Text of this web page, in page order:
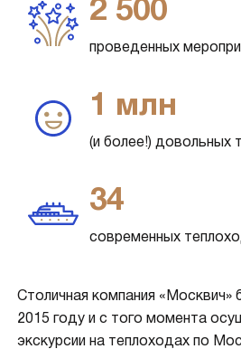
2 500
проведенных
1 млн
(и более!) довольных
34
современных
Столичная компания «Москвич»
2015 году и с того момента
экскурсии на теплоходах по